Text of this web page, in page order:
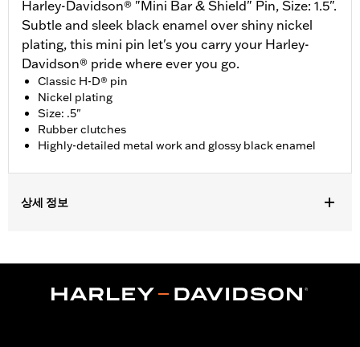
Harley-Davidson® "Mini Bar & Shield" Pin, Size: 1.5".
Subtle and sleek black enamel over shiny nickel
plating, this mini pin let's you carry your Harley-
Davidson® pride where ever you go.
Classic H-D® pin
Nickel plating
Size: .5"
Rubber clutches
Highly-detailed metal work and glossy black enamel
상세 정보
Dimension Description:Pin dimension 1.5"